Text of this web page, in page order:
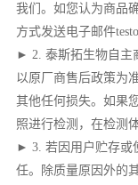
我们。如您认为商品
方式发送电子邮件
► 2. 泰斯拓生物自主
以原厂商售后政策为
其他任何损失。如果
照进行检测，在检测
► 3. 若因用户贮存或
任。除质量原因外的